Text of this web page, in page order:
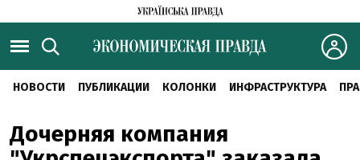
НОВОСТИ ПУБЛИКАЦИИ КОЛОНКИ ИНФРАСТРУКТУРА
Дочерняя компания